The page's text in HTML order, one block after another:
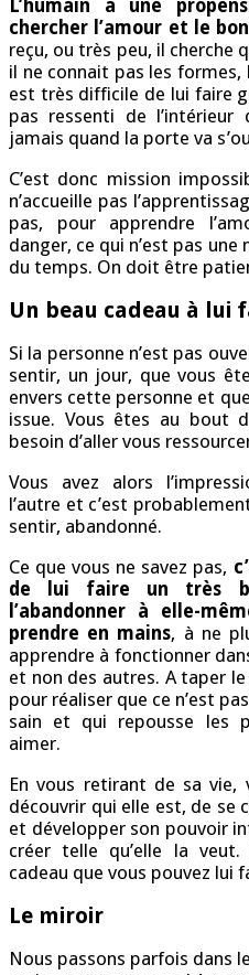
L’humain a une
chercher l’amour et le
reçu, ou très peu, il cherche
il ne connait pas les formes,
est très difficile de lui faire
pas ressenti de
jamais quand la porte va
C’est donc mission
n’accueille pas
pas, pour apprendre
danger, ce qui n’est pas
du temps. On doit être
Un beau cadeau à lui
Si la personne n’est pas
sentir, un jour, que vous
envers cette personne et
issue. Vous êtes au bout
besoin d’aller vous
Vous avez alors
l’autre et c’est
sentir, abandonné.
Ce que vous ne savez pas,
de lui faire un très
l’abandonner à elle-
prendre en mains, à ne
apprendre à fonctionner
et non des autres. A taper
pour réaliser que ce n’est
sain et qui repousse les
aimer.
En vous retirant de sa vie,
découvrir qui elle est, de se
et développer son pouvoir
créer telle qu’elle la
cadeau que vous pouvez lui
Le miroir
Nous passons parfois dans